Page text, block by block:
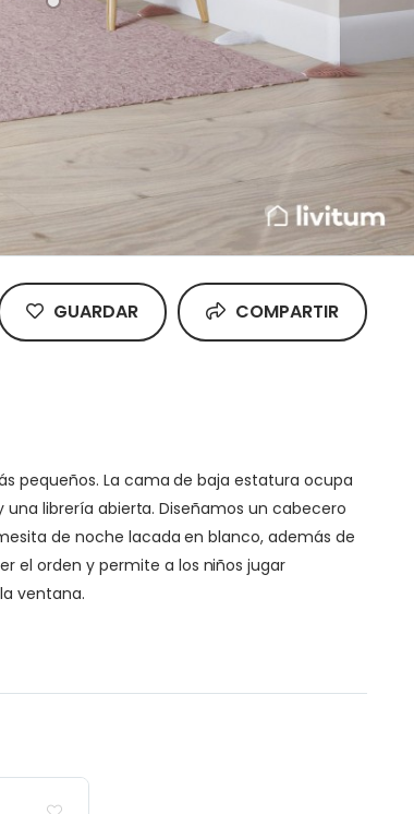
GUARDAR COMPARTIR
pequeños. La cama de baja estatura ocupa
librería abierta. Diseñamos un cabecero
de noche lacada en blanco, además de
el orden y permite a los niños jugar
ventana.